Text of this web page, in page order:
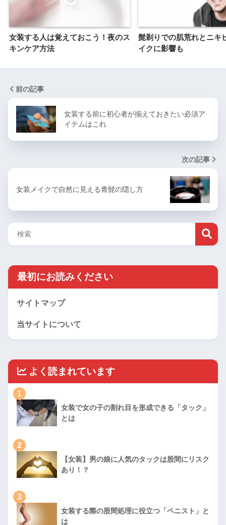
女装する人は覚えておこう！夜のス
キンケア方法
髭剃りでの肌荒れとニキ
イクに影響も
前の記事
女装する前に初心者が揃えておきたい必須ア
イテムはこれ
次の記事
女装メイクで自然に見える青髭の隠し方
最初にお読みください
サイトマップ
当サイトについて
よく読まれています
1
女装で女の子の割れ目を形成できる「タック」
とは
2
【女装】男の娘に人気のタックは股間にリスク
あり！？
3
女装する際の股間処理に役立つ「ペニスト」と
は